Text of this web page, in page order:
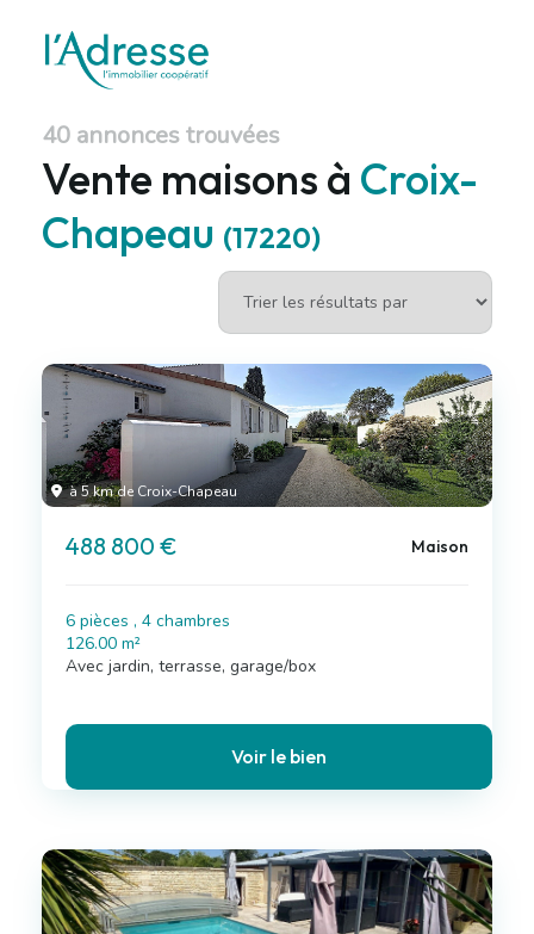
40 annonces trouvées
Vente maisons à Croix-
Chapeau (17220)
à 5 km de Croix-Chapeau
488 800 € Maison
6 pièces , 4 chambres
126.00 m²
Avec jardin, terrasse, garage/box
Voir le bien